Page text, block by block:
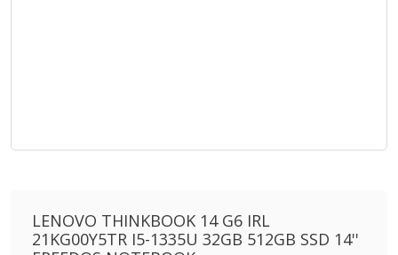
LENOVO THINKBOOK 14 G6 IRL
21KG00Y5TR I5-1335U 32GB 512GB SSD 14''